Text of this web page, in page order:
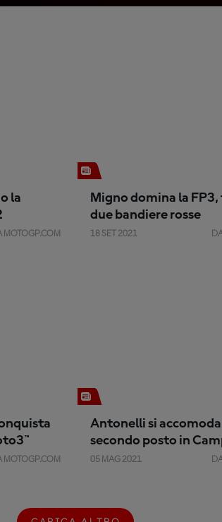
la
MOTOGP.COM
Migno domina la
due bandiere rosse
18 SET 2021
MOTOGP.COM
Antonelli si
secondo posto in
05 MAG 2021